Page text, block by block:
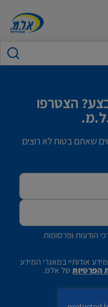
הצטרפו
שאתם בטוח לא רוצים
ופרסומות
אודותיי במאגרי המידע
הפרטיותשל אלמ.